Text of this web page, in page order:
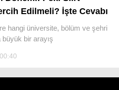
Edilmeli? İşte Cevabı
hangi üniversite, bölüm ve şehri
bir arayış